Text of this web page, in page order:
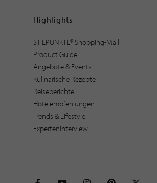
Highlights
STILPUNKTE® Shopping-Mall
Product Guide
Angebote & Events
Kulinarische Rezepte
Reiseberichte
Hotelempfehlungen
Trends & Lifestyle
Experteninterview